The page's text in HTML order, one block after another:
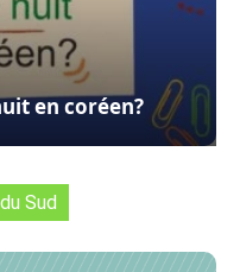
en coréen?
Sud